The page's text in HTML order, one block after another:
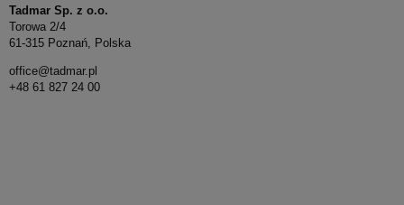
Tadmar Sp. z o.o.
Torowa 2/4
61-315 Poznań, Polska
office@tadmar.pl
+48 61 827 24 00